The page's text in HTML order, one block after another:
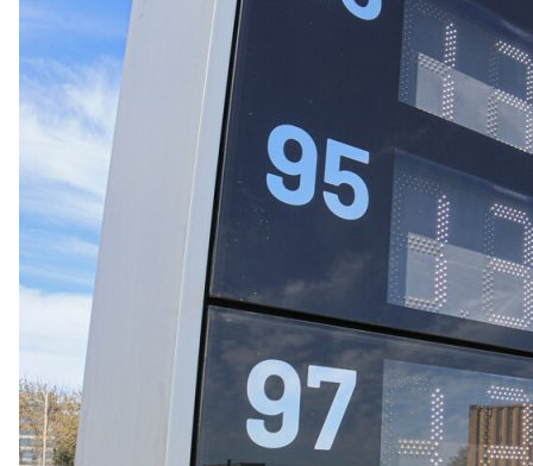
Entretención y Cultura Opinión
Dato en Pauta Señal 2
Contenido Patrocinado